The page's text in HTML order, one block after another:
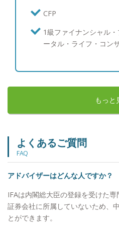
説明」を心がけています。
野球観戦 ●なぜIFAに注目
険が大切だと考える理由に
機関に所属していないため
って、真にお客様のニーズ
き、転勤も無いため生涯の
お客様との信頼関係を築く
バランスが大事だと考えま
に言っても、目指すゴール
ーケットに一喜一憂せず、
めに必要なアドバイスは何
て考え抜く、それが“バリュ
す。 お客様と目的・目標
う「ゴールベース運用」を
CFP
1級ファイナンシャル
ータル・ライフ・コン
もっと
よくあるご質問
FAQ
アドバイザーはどんな人ですか？
IFAは内閣総大臣の登録を受けた専
証券会社に所属していないため、
とができます。